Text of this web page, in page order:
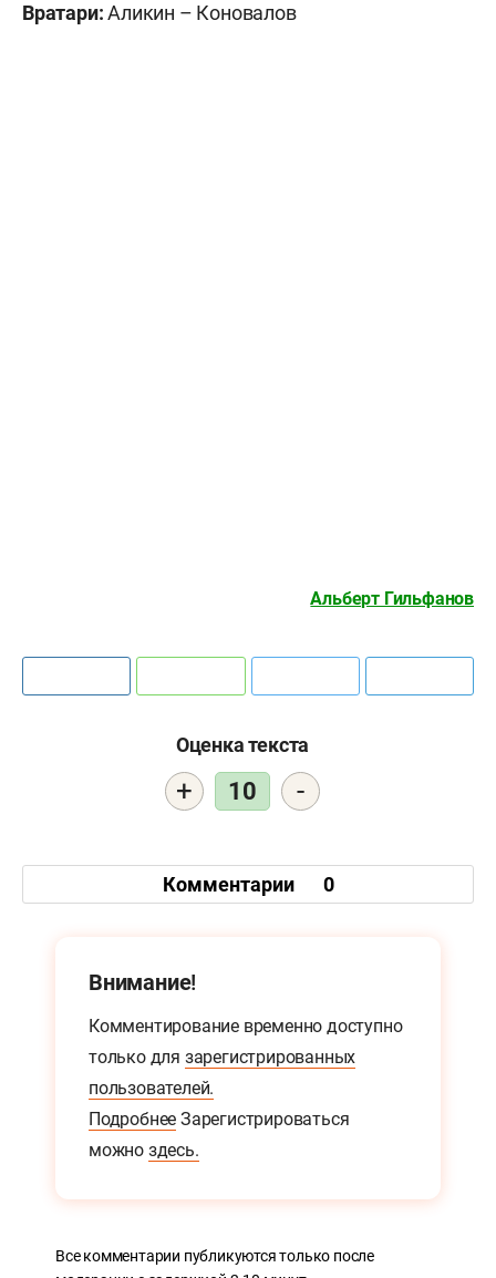
Вратари:Аликин – Коновалов
Альберт Гильфанов
Оценка текста
+ 10 -
Комментарии 0
Внимание!
Комментирование временно доступно
только для зарегистрированных
пользователей.
Подробнее Зарегистрироваться
можно здесь.
Все комментарии публикуются только после